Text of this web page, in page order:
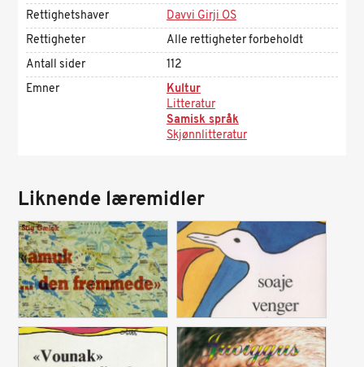
Rettighetshaver
Davvi Girji OS
Rettigheter
Alle rettigheter forbeholdt
Antall sider
112
Emner
Kultur
Litteratur
Samisk språk
Skjønnlitteratur
Liknende læremidler